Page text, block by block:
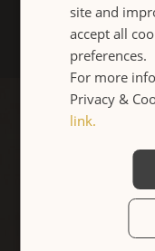
Cosa Dicono
site and
accept all
preferences.
For more
Privacy &
link.